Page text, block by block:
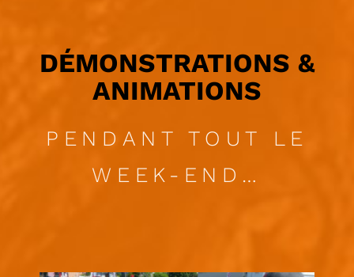
DÉMONSTRATIONS &
ANIMATIONS
PENDANT TOUT LE
WEEK-END…